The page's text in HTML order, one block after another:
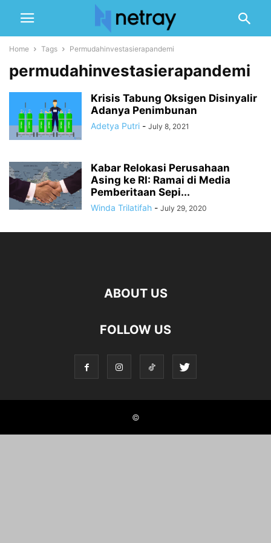
Home Tags Permudahinvestasierapandemi
permudahinvestasierapandemi
Krisis Tabung Oksigen Disinyalir
Adanya Penimbunan
Adetya Putri - July 8, 2021
Kabar Relokasi Perusahaan
Asing ke RI: Ramai di Media
Pemberitaan Sepi...
Winda Trilatifah - July 29, 2020
ABOUT US
FOLLOW US
©